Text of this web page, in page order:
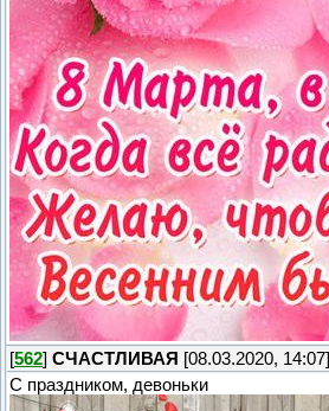
[562] СЧАСТЛИВАЯ [08.03.2020, 14:07]
С праздником, девоньки